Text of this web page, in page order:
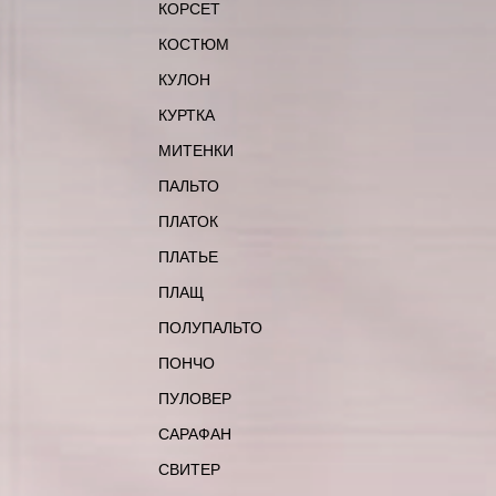
КОРСЕТ
КОСТЮМ
КУЛОН
КУРТКА
МИТЕНКИ
ПАЛЬТО
ПЛАТОК
ПЛАТЬЕ
ПЛАЩ
ПОЛУПАЛЬТО
ПОНЧО
ПУЛОВЕР
САРАФАН
СВИТЕР